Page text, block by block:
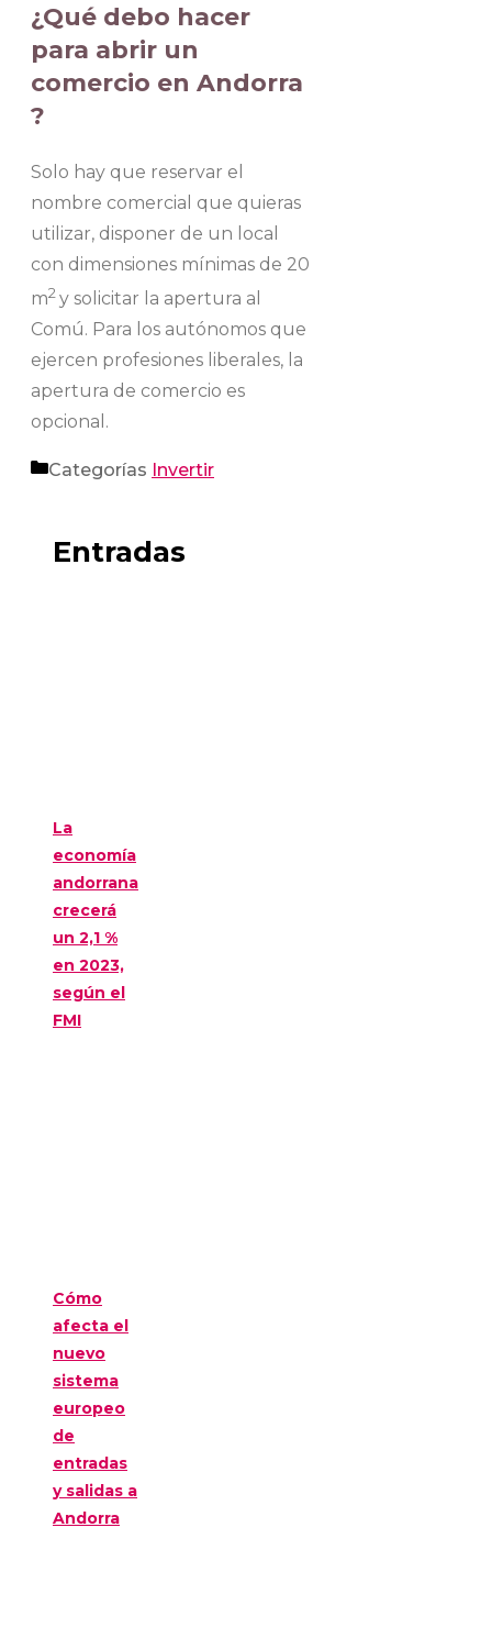
¿Qué debo hacer
para abrir un
comercio en Andorra
?
Solo hay que reservar el
nombre comercial que quieras
utilizar, disponer de un local
con dimensiones mínimas de 20
m2 y solicitar la apertura al
Comú. Para los autónomos que
ejercen profesiones liberales, la
apertura de comercio es
opcional.
Categorías Invertir
Entradas
La
economía
andorrana
crecerá
un 2,1 %
en 2023,
según el
FMI
Cómo
afecta el
nuevo
sistema
europeo
de
entradas
y salidas a
Andorra